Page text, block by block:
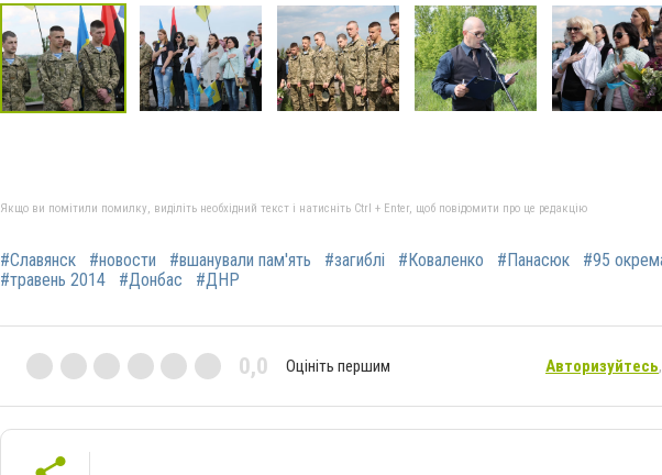
Якщо ви помітили помилку, виділіть необхідний текст і натисніть Ctrl + Enter, щоб повідомити про це редакцію
#Славянск #новости #вшанували пам'ять #загиблі #Коваленко #Панасюк #95
#травень 2014
#Донбас #ДНР
0,0 Оцініть першим Авторизуйтесь